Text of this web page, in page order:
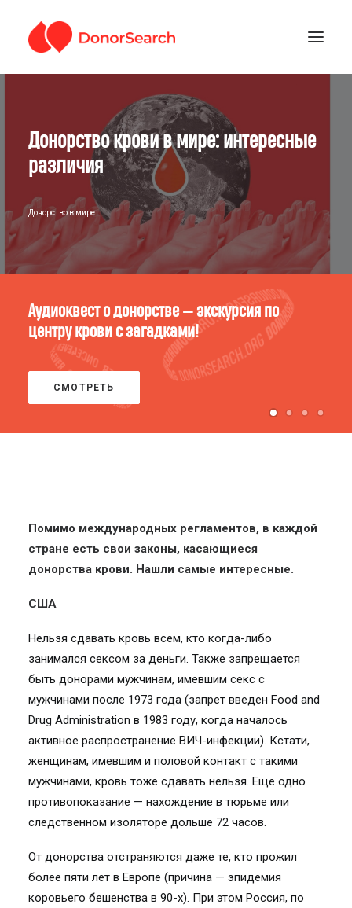
ЗАРЕГИСТРИРОВАТЬСЯ
ПОДДЕРЖАТЬ ПРОЕКТ
Донорство крови в мире: интересные
различия
Донорство в мире
Аудиоквест о донорстве — экскурсия по
центру крови с загадками!
СМОТРЕТЬ
Помимо международных регламентов, в каждой
стране есть свои законы, касающиеся
донорства крови. Нашли самые интересные.
США
Нельзя сдавать кровь всем, кто когда-либо
занимался сексом за деньги. Также запрещается
быть донорами мужчинам, имевшим секс с
мужчинами после 1973 года (запрет введен Food and
Drug Administration в 1983 году, когда началось
активное распространение ВИЧ-инфекции). Кстати,
женщинам, имевшим и половой контакт с такими
мужчинами, кровь тоже сдавать нельзя. Еще одно
противопоказание — нахождение в тюрьме или
следственном изоляторе дольше 72 часов.
От донорства отстраняются даже те, кто прожил
более пяти лет в Европе (причина — эпидемия
коровьего бешенства в 90-х). При этом Россия, по